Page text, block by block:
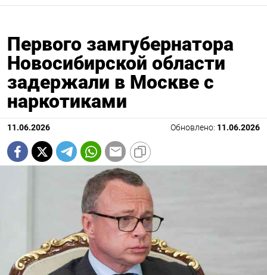
Первого замгубернатора
Новосибирской области
задержали в Москве с
наркотиками
11.06.2026 Обновлено: 11.06.2026